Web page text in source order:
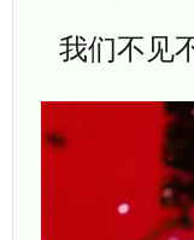
我们不见